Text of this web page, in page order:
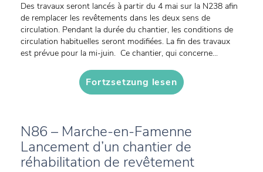
Des travaux seront lancés à partir du 4 mai sur la N238 afin
de remplacer les revêtements dans les deux sens de
circulation. Pendant la durée du chantier, les conditions de
circulation habituelles seront modifiées. La fin des travaux
est prévue pour la mi-juin. Ce chantier, qui concerne...
Fortzsetzung lesen
N86 – Marche-en-Famenne
Lancement d’un chantier de
réhabilitation de revêtement